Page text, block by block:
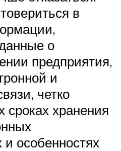
в
о
предприятия,
и
четко
сроках хранения
и особенностях